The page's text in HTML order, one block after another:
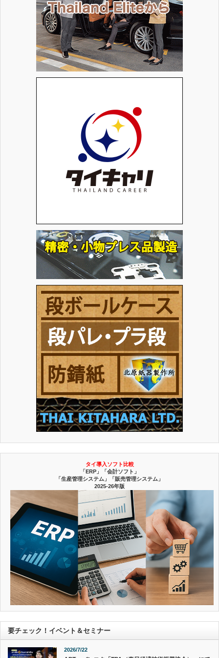
タイ導入ソフト比較
「ERP」「会計ソフト」
「生産管理システム」「販売管理システム」
2025-26年版
要チェック！イベント＆セミナー
2026/7/22